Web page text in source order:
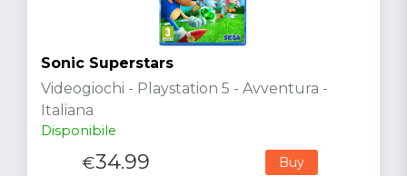
Sonic Superstars
Videogiochi - Playstation 5 - Avventura -
Italiana
Disponibile
€34.99 Buy